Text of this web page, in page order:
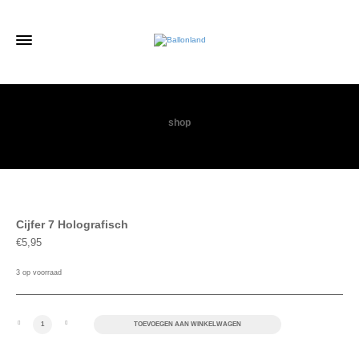
shop
Cijfer 7 Holografisch
€5,95
3 op voorraad
Cijfer 7 Holografisch aantal TOEVOEGEN AAN WINKELWAGEN